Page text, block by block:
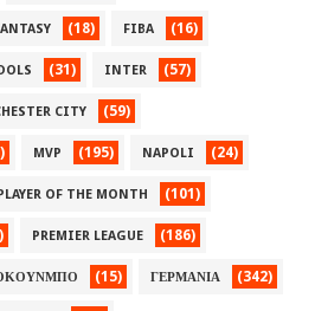
(18) FIBA (16)
(31) INTER (57)
CITY (59)
MVP (195) NAPOLI (24)
PLAYER OF THE MONTH (101)
PREMIER LEAGUE (186)
(15) ΓΕΡΜΑΝΙΑ (342)